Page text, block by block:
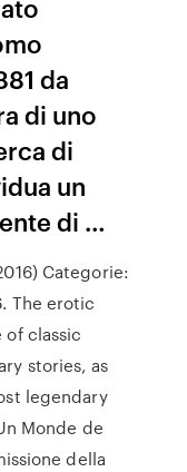
da
di uno
di
un
di …
Categorie:
The erotic
classic
stories, as
legendary
Monde de
della